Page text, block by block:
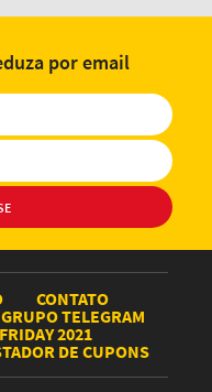
por email
CONTATO
GRUPO TELEGRAM
2021
DE CUPONS